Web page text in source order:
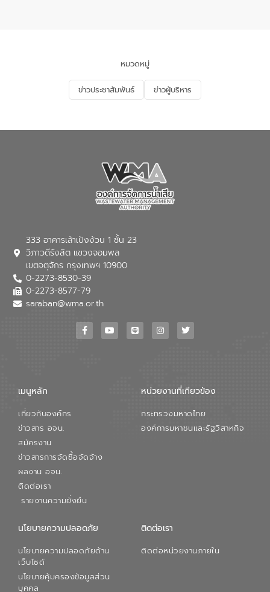
จัดการน้ำเสียและสร้างจิตสำนึกในการ
อนุรักษ์สิ่งแวดล้อม ในหัวข้อ “น้ำเสียชุมชน
และการบำบัดน้ำเสียเบื้องต้น” โดยให้ความรู้
เกี่ยวกับสาเหตุและผลกระทบของน้ำเสีย
ณ เทศบาลตำบลบางเลน จังหวัดนครปฐม
หมวดหมู่
ข่าวประชาสัมพันธ์ ข่าวผู้บริหาร
333 อาคารเล้าเป้งง้วน 1 ชั้น 23
วิภาวดีรังสิต แขวงจอมพล
เขตจตุจักร กรุงเทพฯ 10900
0-2273-8530-39
0-2273-8577-79
saraban@wma.or.th
เมนูหลัก
เกี่ยวกับองค์กร
ข่าวสาร อจน.
สมัครงาน
ข่าวสารการจัดซื้อจัดจ้าง
ผลงาน อจน.
ติดต่อเรา
รายงานความยั่งยืน
หน่วยงานที่เกียวข้อง
กระทรวงมหาดไทย
องค์การมหาชนและรัฐวิสาหกิจ
นโยบายความปลอดภัย
นโยบายความปลอดภัยด้าน
เว็บไซต์
นโยบายคุ้มครองข้อมูลส่วน
บุคคล
ติดต่อเรา
ติดต่อหน่วยงานภายใน